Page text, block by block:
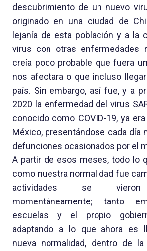
descubrimiento de un nuevo
originado en una ciudad de
lejanía de esta población y a la
virus con otras enfermedades
creía poco probable que fuera
nos afectara o que incluso
país. Sin embargo, así fue, y a
2020 la enfermedad del virus
conocido como COVID-19, ya
México, presentándose cada día
defunciones ocasionados por el
A partir de esos meses, todo lo
como nuestra normalidad fue
actividades se vieron
momentáneamente; tanto
escuelas y el propio
adaptando a lo que ahora es
nueva normalidad, dentro de